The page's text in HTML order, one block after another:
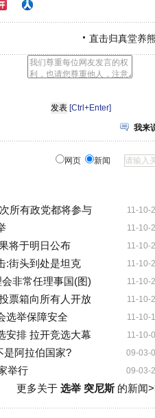
直击归真堂养
[Ctrl+Enter]
我来
网页 新闻
11-10-
所有政党都将参与
11-10-
11-10-
将于明日公布
11-10-
:街头到处是坦克
11-10-
非常任理事国(图)
11-10-
票箱向所有人开放
11-10-
选举保障安全
11-10-
安排 拉开竞选大幕
09-03-
是阿拉伯国家?
09-03-
举行
更多关于 选举 突尼斯的新闻